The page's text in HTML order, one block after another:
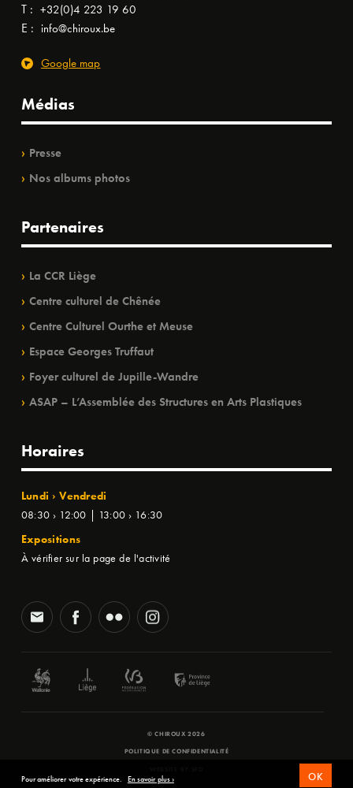
T : +32(0)4 223 19 60
E : info@chiroux.be
Google map
Médias
Presse
Nos albums photos
Partenaires
La CCR Liège
Centre culturel de Chênée
Centre Culturel Ourthe et Meuse
Espace Georges Truffaut
Foyer culturel de Jupille-Wandre
ASAP – L’Assemblée des Structures en Arts Plastiques
Horaires
Lundi › Vendredi
08:30 › 12:00 | 13:00 › 16:30
Expositions
À vérifier sur la page de l'activité
© CHIROUX 2026
POLITIQUE DE CONFIDENTIALITÉ
Pour améliorer votre expérience. En savoir plus › OK